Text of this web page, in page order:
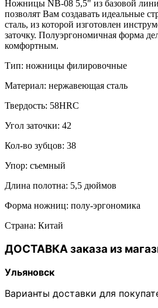
Ножницы NB-08 5,5" из базовой
позволят Вам создавать идеальные
сталь, из которой изготовлен
заточку. Полуэргономичная форма
комфортным.
Тип: ножницы филировочные
Материал: нержавеющая сталь
Твердость: 58HRC
Угол заточки: 42
Кол-во зубцов: 38
Упор: съемный
Длина полотна: 5,5 дюймов
Форма ножниц: полу-эргономика
Страна: Китай
ДОСТАВКА заказа из
Ульяновск
Варианты доставки для